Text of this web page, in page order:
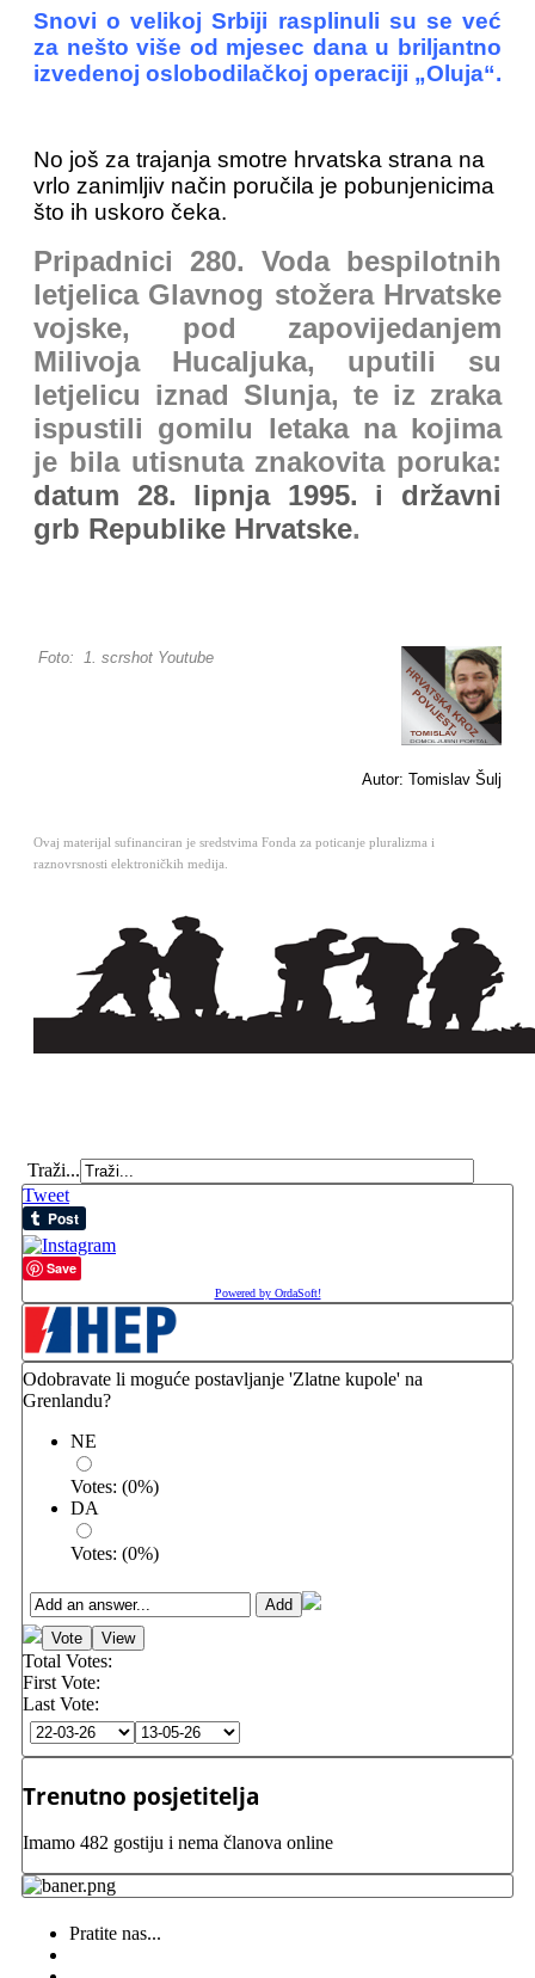
Snovi o velikoj Srbiji rasplinuli su se već
za nešto više od mjesec dana u briljantno
izvedenoj oslobodilačkoj operaciji „Oluja“.
No još za trajanja smotre hrvatska strana na
vrlo zanimljiv način poručila je pobunjenicima
što ih uskoro čeka.
Pripadnici 280. Voda bespilotnih
letjelica Glavnog stožera Hrvatske
vojske, pod zapovijedanjem
Milivoja Hucaljuka, uputili su
letjelicu iznad Slunja, te iz zraka
ispustili gomilu letaka na kojima
je bila utisnuta znakovita poruka:
datum 28. lipnja 1995. i državni
grb Republike Hrvatske.
Foto: 1. scrshot Youtube
Autor: Tomislav Šulj
Ovaj materijal sufinanciran je sredstvima Fonda za poticanje pluralizma i
raznovrsnosti elektroničkih medija.
Traži...
Tweet
Save
Powered by OrdaSoft!
Odobravate li moguće postavljanje 'Zlatne kupole' na
Grenlandu?
NE
Votes: (0%)
DA
Votes: (0%)
Total Votes:
First Vote:
Last Vote:
Trenutno posjetitelja
Imamo 482 gostiju i nema članova online
Pratite nas...